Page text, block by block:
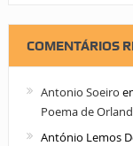
COMENTÁRIOS
Antonio Soeiro
Poema de
António Lemos